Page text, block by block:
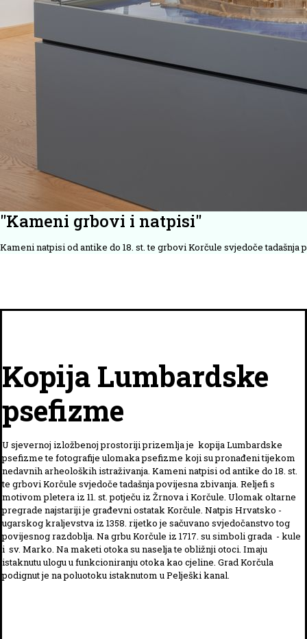
''Kameni grbovi i natpisi''
Kameni natpisi od antike do 18. st. te grbovi Korčule svjedoče tadašnja
Kopija Lumbardske
psefizme
U sjevernoj izložbenoj prostoriji prizemlja je kopija Lumbardske
psefizme te fotografije ulomaka psefizme koji su pronađeni tijekom
nedavnih arheoloških istraživanja. Kameni natpisi od antike do 18. st.
te grbovi Korčule svjedoče tadašnja povijesna zbivanja. Reljefi s
motivom pletera iz 11. st. potječu iz Žrnova i Korčule. Ulomak oltarne
pregrade najstariji je građevni ostatak Korčule. Natpis Hrvatsko -
ugarskog kraljevstva iz 1358. rijetko je sačuvano svjedočanstvo tog
povijesnog razdoblja. Na grbu Korčule iz 1717. su simboli grada - kule
i sv. Marko. Na maketi otoka su naselja te obližnji otoci. Imaju
istaknutu ulogu u funkcioniranju otoka kao cjeline. Grad Korčula
podignut je na poluotoku istaknutom u Pelješki kanal.